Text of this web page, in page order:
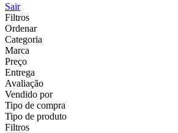
Sair
Filtros
Ordenar
Categoria
Marca
Preço
Entrega
Avaliação
Vendido por
Tipo de compra
Tipo de produto
Filtros